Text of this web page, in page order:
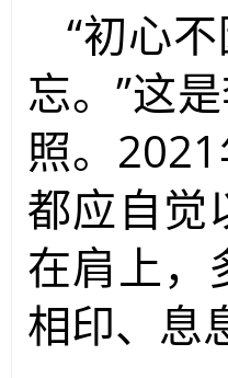
“初心
忘。”这
照。
都应自觉
在肩上，
相印、息